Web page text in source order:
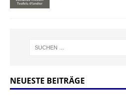
NEUESTE BEITRÄGE